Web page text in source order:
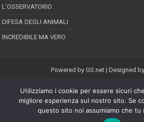
L’OSSERVATORIO
DIFESA DEGLI ANIMALI
INCREDIBILE MA VERO
Powered by GS.net | Designed by
EPINEION EDITRICE S.R.L.P.Iva
Registrazione Tribunale di Pescara reg.
Direttore responsabile: Maurizio
Iscrizione al ROC n.22607
Utilizziamo i cookie per essere sicuri
migliore esperienza sul nostro sito. Se
questo sito noi assumiamo che tu